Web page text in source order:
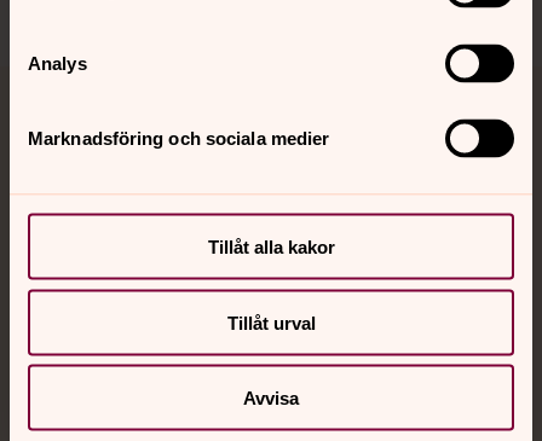
Analys
Marknadsföring och sociala medier
Tillåt alla kakor
Tillåt urval
Avvisa
Jourhavande präst
Chatt